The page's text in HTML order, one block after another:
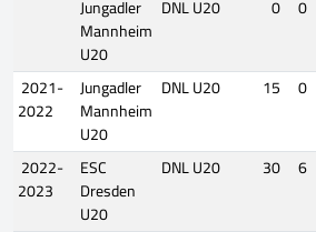
Jungadler
Mannheim
U20
DNL U20 0 0
2021-
2022
Jungadler
Mannheim
U20
DNL U20 15 0
2022-
2023
ESC
Dresden
U20
DNL U20 30 6